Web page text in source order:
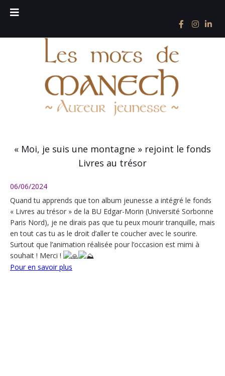
« Moi, je suis une montagne » rejoint le fonds
Livres au trésor
06/06/2024
Quand tu apprends que ton album jeunesse a intégré le fonds
« Livres au trésor » de la BU Edgar-Morin (Université Sorbonne
Paris Nord), je ne dirais pas que tu peux mourir tranquille, mais
en tout cas tu as le droit d’aller te coucher avec le sourire.
Surtout que l’animation réalisée pour l’occasion est mimi à
souhait ! Merci !
Pour en savoir plus